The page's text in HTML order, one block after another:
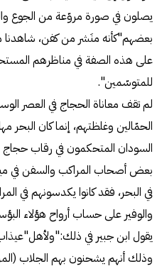
يصلون في صورة مروّعة من الجوع
بعضهم"كأنه منَشر من كفن، شاهدنا
على هذه الصفة في مناظرهم
للمتوسّمين".
لم تقف معاناة الحجاج في العصر
الحمّالين وغلظتهم، إنما كان البحر
السودان المتحكمون في رقاب حجاج
بعض أصحاب المراكب والسفن في
في البحر، فقد كانوا يكدسونهم في
والوفير على حساب أرواح هؤلاء
يقول ابن جبير في
وذلك أنهم يشحنون بهم الجلاب